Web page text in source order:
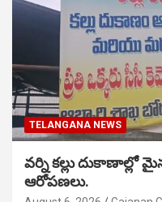
TELANGANA NEWS
వర్ని కల్లు దుకాణాల్లో
ఆరోపణలు.